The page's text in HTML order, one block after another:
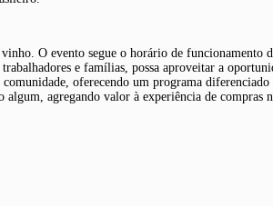
O evento segue o horário de funcionamento
e famílias, possa aproveitar a
oferecendo um programa
agregando valor à experiência de compras